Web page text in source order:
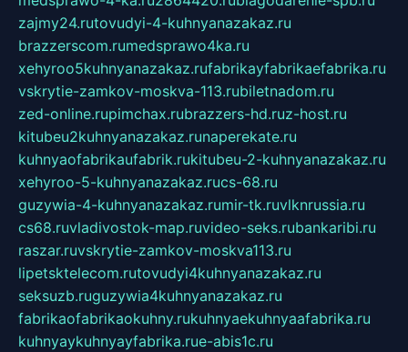
zajmy24.rutovudyi-4-kuhnyanazakaz.ru
brazzerscom.rumedsprawo4ka.ru
xehyroo5kuhnyanazakaz.rufabrikayfabrikaefabrika.ru
vskrytie-zamkov-moskva-113.rubiletnadom.ru
zed-online.rupimchax.rubrazzers-hd.ruz-host.ru
kitubeu2kuhnyanazakaz.runaperekate.ru
kuhnyaofabrikaufabrik.rukitubeu-2-kuhnyanazakaz.ru
xehyroo-5-kuhnyanazakaz.rucs-68.ru
guzywia-4-kuhnyanazakaz.rumir-tk.ruvlknrussia.ru
cs68.ruvladivostok-map.ruvideo-seks.rubankaribi.ru
raszar.ruvskrytie-zamkov-moskva113.ru
lipetsktelecom.rutovudyi4kuhnyanazakaz.ru
seksuzb.ruguzywia4kuhnyanazakaz.ru
fabrikaofabrikaokuhny.rukuhnyaekuhnyaafabrika.ru
kuhnyaykuhnyayfabrika.rue-abis1c.ru